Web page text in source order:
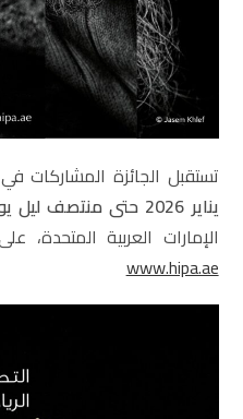
تستقبل الجائزة المشاركات
يناير 2026 حتى منتصف ليل يوم 31 مايو 2026
الإمارات العربية
www.hipa.ae